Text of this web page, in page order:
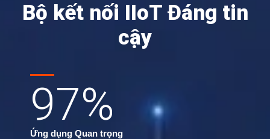
Bộ kết nối IIoT Đáng tin
cậy
97%
Ứng dụng Quan trọng